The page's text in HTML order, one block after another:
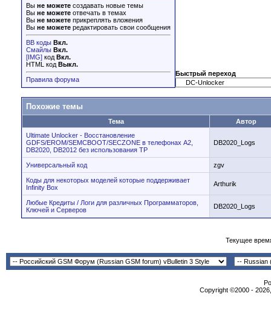
Вы не можете создавать новые темы
Вы не можете отвечать в темах
Вы не можете прикреплять вложения
Вы не можете редактировать свои сообщения
BB коды Вкл.
Смайлы Вкл.
[IMG] код Вкл.
HTML код Выкл.
Правила форума
Быстрый переход
Похожие темы
Тема
Автор
Ultimate Unlocker - Восстановление
GDFS/EROM/SEMCBOOT/SECZONE в телефонах A2,
DB2020, DB2012 без использования TP
DB2020_Logs
Универсальный код zgv
Коды для некоторых моделей которые поддерживает
Infinity Box
Arthurik
Любые Кредиты / Логи для различных Программаторов,
Ключей и Серверов
DB2020_Logs
Текущее
Copyright ©2000 -